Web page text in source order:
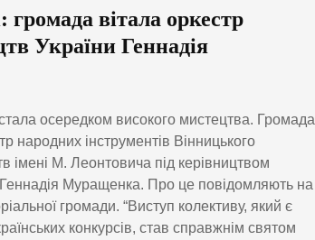
вітала оркестр
України Геннадія
осередком високого мистецтва. Громада
народних інструментів Вінницького
імені М. Леонтовича під керівництвом
Муращенка. Про це повідомляють на
громади. “Виступ колективу, який є
конкурсів, став справжнім святом